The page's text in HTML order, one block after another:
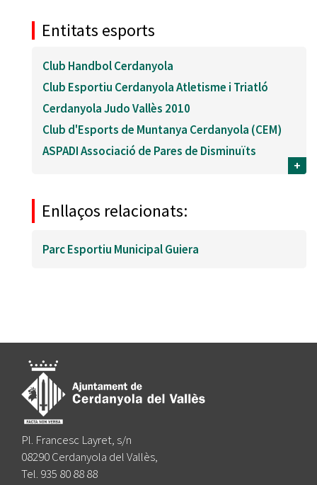
Entitats esports
Club Handbol Cerdanyola
Club Esportiu Cerdanyola Atletisme i Triatló
Cerdanyola Judo Vallès 2010
Club d'Esports de Muntanya Cerdanyola (CEM)
ASPADI Associació de Pares de Disminuïts
+
Enllaços relacionats:
Parc Esportiu Municipal Guiera
Pl. Francesc Layret, s/n
08290 Cerdanyola del Vallès,
Tel. 935 80 88 88